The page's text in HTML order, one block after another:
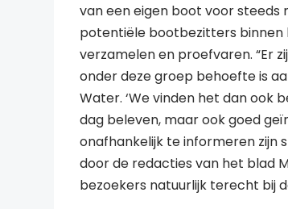
van een eigen boot voor steeds
potentiële bootbezitters binnen
verzamelen en proefvaren. “Er
onder deze groep behoefte is
Water. ‘We vinden het dan ook
dag beleven, maar ook goed
onafhankelijk te informeren zijn
door de redacties van het blad
bezoekers natuurlijk terecht bij